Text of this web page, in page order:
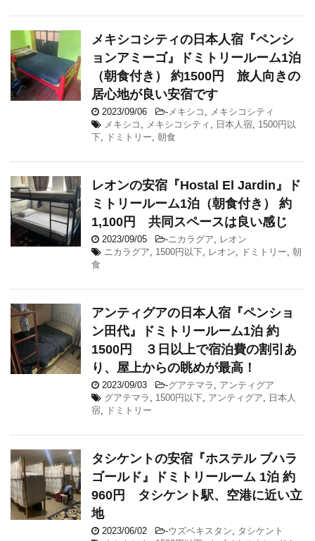
メキシコシティの日本人宿『ペンシ
ョンアミーゴ』ドミトリールーム1泊
（朝食付き） 約1500円 旅人向きの
居心地が良い安宿です
2023/09/06 - メキシコ
メキシコシティ
メキシコ
メキシコシティ 日本人宿 1500円以
下
ドミトリー 朝食
レオンの安宿『Hostal El Jardin』ド
ミトリールーム1泊（朝食付き） 約
1,100円 共同スペースは良い感じ
2023/09/05 -ニカラグア
レオン
ニカラグア
1500円以下 レオン ドミトリー 朝
食
アンティグアの日本人宿『ペンショ
ン田代』ドミトリールーム1泊 約
1500円 ３日以上で宿泊費の割引あ
り、屋上からの眺めが最高！
2023/09/03 -グアテマラ
アンティグア
グアテマラ
1500円以下 アンティグア
日本人
宿
ドミトリー
タシケントの安宿『ホステル ブハラ
ゴールド』ドミトリールーム 1泊 約
960円 タシケント駅、空港に近い立
地
2023/06/02 -ウズベキスタン
タシケント